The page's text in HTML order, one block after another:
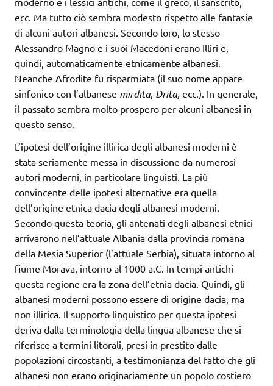
ecc. Ma tutto ciò sembra modesto rispetto alle fantasie
di alcuni autori albanesi. Secondo loro, lo stesso
Alessandro Magno e i suoi Macedoni erano Illiri e,
quindi, automaticamente etnicamente albanesi.
Neanche Afrodite fu risparmiata (il suo nome appare
sinfonico con l’albanese mirdita, Drita, ecc.). In generale,
il passato sembra molto prospero per alcuni albanesi in
questo senso.
L’ipotesi dell’origine illirica degli albanesi moderni è
stata seriamente messa in discussione da numerosi
autori moderni, in particolare linguisti. La più
convincente delle ipotesi alternative era quella
dell’origine etnica dacia degli albanesi moderni.
Secondo questa teoria, gli antenati degli albanesi etnici
arrivarono nell’attuale Albania dalla provincia romana
della Mesia Superior (l’attuale Serbia), situata intorno al
fiume Morava, intorno al 1000 a.C. In tempi antichi
questa regione era la zona dell’etnia dacia. Quindi, gli
albanesi moderni possono essere di origine dacia, ma
non illirica. Il supporto linguistico per questa ipotesi
deriva dalla terminologia della lingua albanese che si
riferisce a termini litorali, presi in prestito dalle
popolazioni circostanti, a testimonianza del fatto che gli
albanesi non erano originariamente un popolo costiero